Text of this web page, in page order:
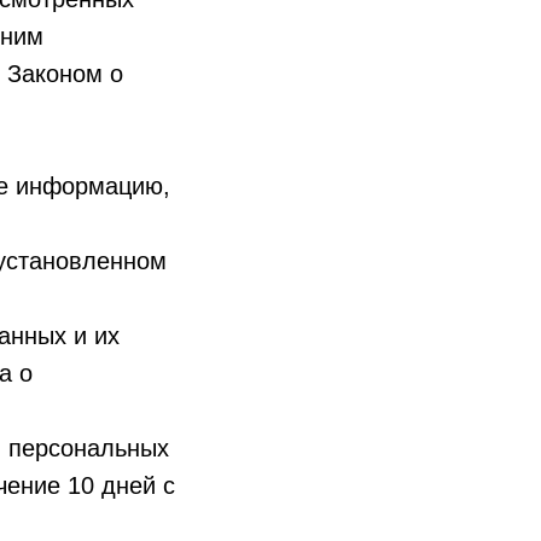
Законом о
информацию,
и их
о
10 дней с